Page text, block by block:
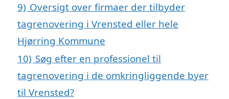
9) Oversigt over firmaer der tilbyder
tagrenovering i Vrensted eller hele
Hjørring Kommune
10) Søg efter en professionel til
tagrenovering i de omkringliggende byer
til Vrensted?